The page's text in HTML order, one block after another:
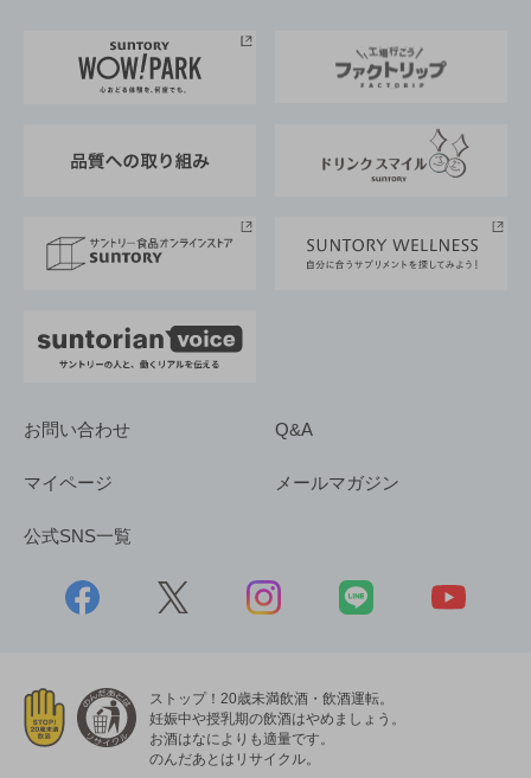
地域情報
サントリーサンバーズ大阪
サントリーが考えるサステナビリティ経営
企業概要
採用情報
お問い合わせ Q&A
マイページ メールマガジン
公式SNS一覧
ストップ！20歳未満飲酒・飲酒運転。
妊娠中や授乳期の飲酒はやめましょう。
お酒はなによりも適量です。
のんだあとはリサイクル。